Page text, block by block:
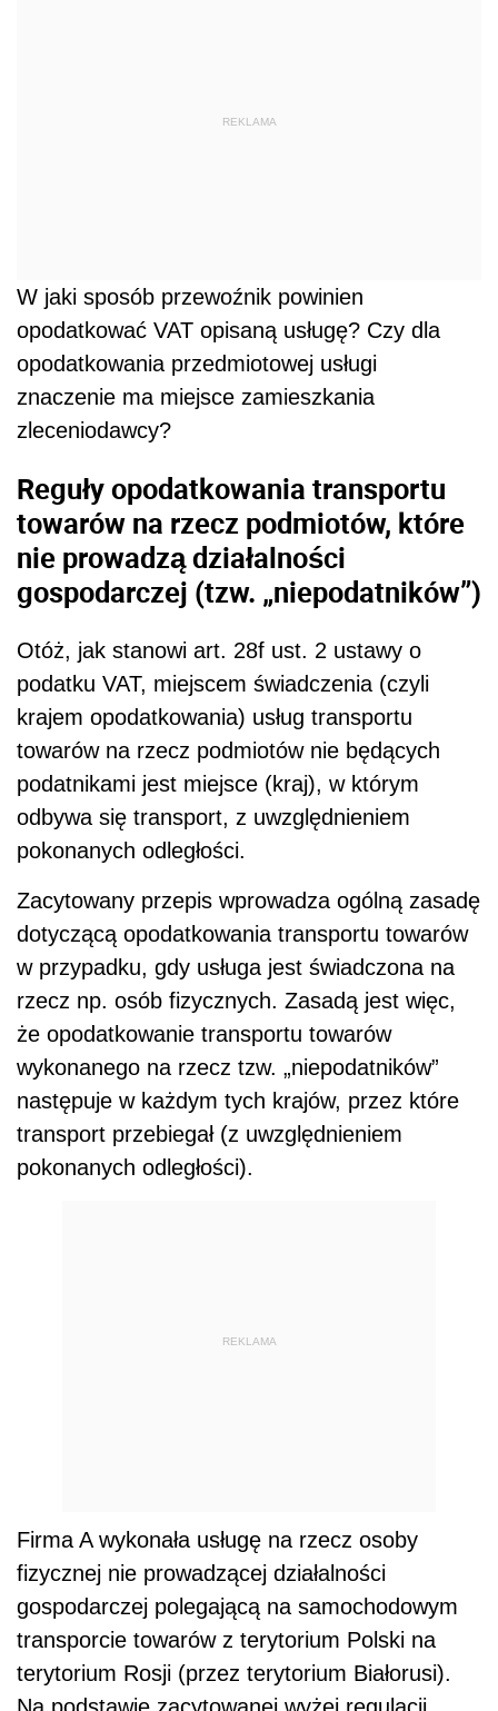
REKLAMA
W jaki sposób przewoźnik powinien
opodatkować VAT opisaną usługę? Czy dla
opodatkowania przedmiotowej usługi
znaczenie ma miejsce zamieszkania
zleceniodawcy?
Reguły opodatkowania transportu
towarów na rzecz podmiotów, które
nie prowadzą działalności
gospodarczej (tzw. „niepodatników”)
Otóż, jak stanowi art. 28f ust. 2 ustawy o
podatku VAT, miejscem świadczenia (czyli
krajem opodatkowania) usług transportu
towarów na rzecz podmiotów nie będących
podatnikami jest miejsce (kraj), w którym
odbywa się transport, z uwzględnieniem
pokonanych odległości.
Zacytowany przepis wprowadza ogólną zasadę
dotyczącą opodatkowania transportu towarów
w przypadku, gdy usługa jest świadczona na
rzecz np. osób fizycznych. Zasadą jest więc,
że opodatkowanie transportu towarów
wykonanego na rzecz tzw. „niepodatników”
następuje w każdym tych krajów, przez które
transport przebiegał (z uwzględnieniem
pokonanych odległości).
REKLAMA
Firma A wykonała usługę na rzecz osoby
fizycznej nie prowadzącej działalności
gospodarczej polegającą na samochodowym
transporcie towarów z terytorium Polski na
terytorium Rosji (przez terytorium Białorusi).